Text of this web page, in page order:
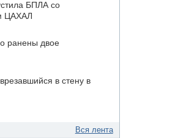
БПЛА со
ЦАХАЛ
ранены двое
в стену в
Вся лента